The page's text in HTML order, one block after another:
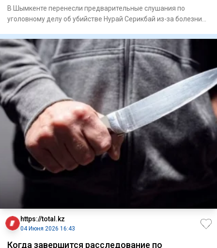
В Шымкенте перенесли предварительные слушания по
уголовному делу об убийстве Нурай Серикбай из-за болезни
https://total.kz
04 Июня 2026 16:43
Когда завершится расследование по